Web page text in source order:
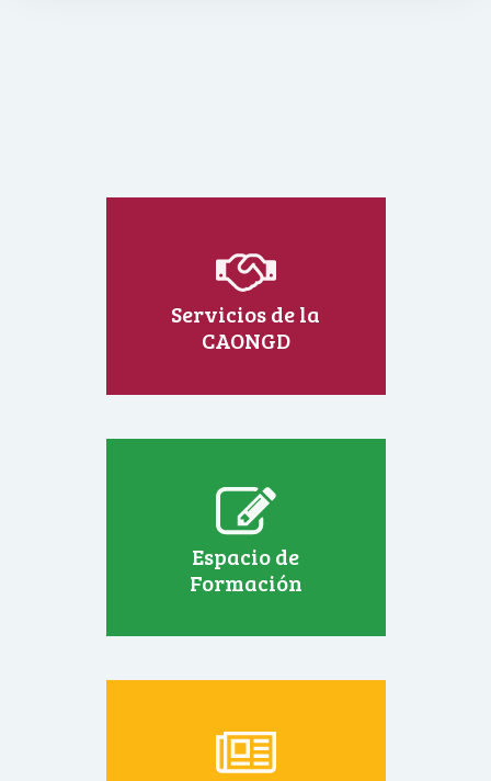
Servicios de la
CAONGD
Espacio de
Formación